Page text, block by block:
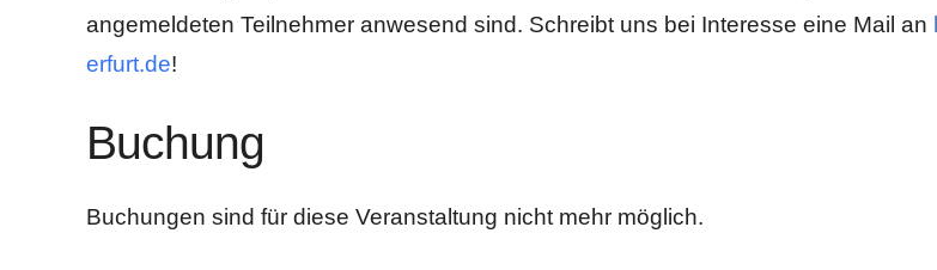
angemeldeten Teilnehmer anwesend sind. Schreibt uns bei Interesse eine Mail an
erfurt.de!
Buchung
Buchungen sind für diese Veranstaltung nicht mehr möglich.